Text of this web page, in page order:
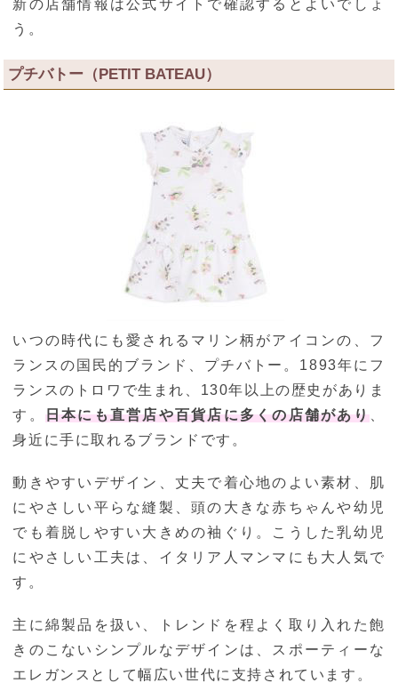
新の店舗情報は公式サイトで確認するとよいでしょ
う。
プチバトー（PETIT BATEAU）
いつの時代にも愛されるマリン柄がアイコンの、フ
ランスの国民的ブランド、プチバトー。1893年にフ
ランスのトロワで生まれ、130年以上の歴史がありま
す。 日本にも直営店や百貨店に多くの店舗があり、
身近に手に取れるブランドです。
動きやすいデザイン、丈夫で着心地のよい素材、肌
にやさしい平らな縫製、頭の大きな赤ちゃんや幼児
でも着脱しやすい大きめの袖ぐり。こうした乳幼児
にやさしい工夫は、イタリア人マンマにも大人気で
す。
主に綿製品を扱い、トレンドを程よく取り入れた飽
きのこないシンプルなデザインは、スポーティーな
エレガンスとして幅広い世代に支持されています。